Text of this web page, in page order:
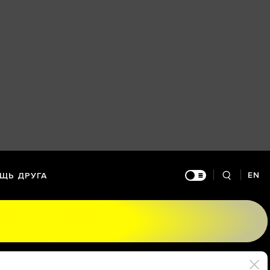
ДРУГА EN